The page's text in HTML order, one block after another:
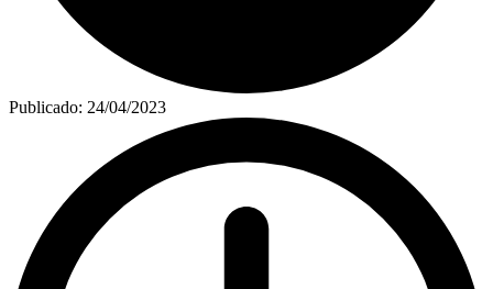
Publicado: 24/04/2023